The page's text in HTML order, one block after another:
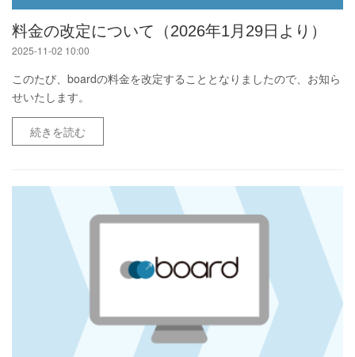
料金の改定について（2026年1月29日より）
2025-11-02 10:00
このたび、boardの料金を改定することとなりましたので、お知ら
せいたします。
続きを読む